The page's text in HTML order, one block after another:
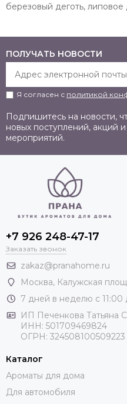
березовый деготь, липовое
ПОЛУЧАТЬ НОВОСТИ
Я согласен с политикой
Подпишитесь на новости,
новых поступлений, акций
мероприятий.
+7 926 248-47-17
Заказать звонок
zakaz@pranahome.ru
Москва, Калужская
7 дней в неделю с 11:00
ИП Печенкова Татьяна
ИНН: 501709469824
ОГРН: 324508100509223
Каталог
Ароматы для дома
Для автомобиля